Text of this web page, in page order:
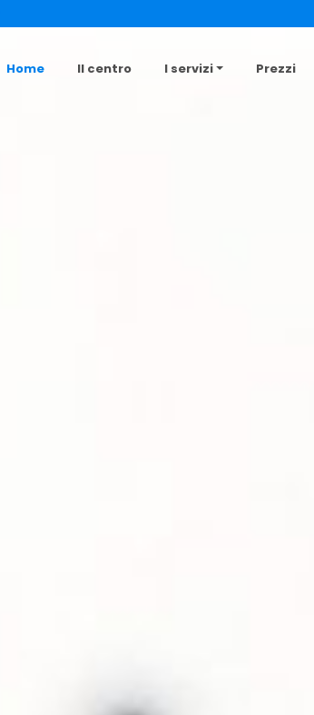
Home Il centro I servizi Prezzi